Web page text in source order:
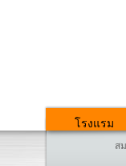
โรงแรม
ส